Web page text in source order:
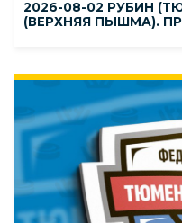
2026-08-02 РУБИН
(ВЕРХНЯЯ ПЫШМА).